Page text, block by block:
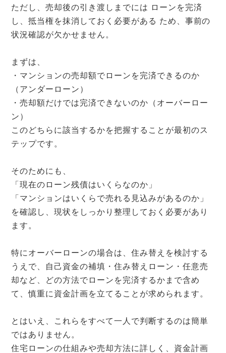
ただし、売却後の引き渡しまでには ローンを完済
し、抵当権を抹消しておく必要がある ため、事前の
状況確認が欠かせません。
まずは、
・マンションの売却額でローンを完済できるのか
（アンダーローン）
・売却額だけでは完済できないのか（オーバーロー
ン）
このどちらに該当するかを把握することが最初のス
テップです。
そのためにも、
「現在のローン残債はいくらなのか」
「マンションはいくらで売れる見込みがあるのか」
を確認し、現状をしっかり整理しておく必要があり
ます。
特にオーバーローンの場合は、住み替えを検討する
うえで、自己資金の補填・住み替えローン・任意売
却など、どの方法でローンを完済するかまで含め
て、慎重に資金計画を立てることが求められます。
とはいえ、これらをすべて一人で判断するのは簡単
ではありません。
住宅ローンの仕組みや売却方法に詳しく、資金計画